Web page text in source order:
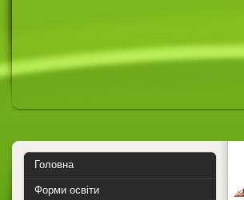
Головна
Форми освіти